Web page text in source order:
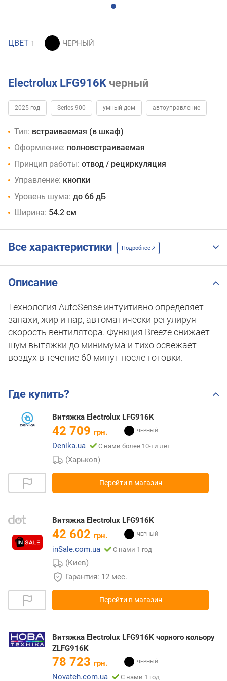
ЦВЕТ 1
Electrolux LFG916K черный
2025 год Series 900 умный дом автоуправление
Тип: встраиваемая (в шкаф)
Оформление: полновстраиваемая
Принцип работы: отвод / рециркуляция
Управление: кнопки
Уровень шума: до 66 дБ
Ширина: 54.2 см
Все характеристики Подробнее
Описание
Технология AutoSense интуитивно определяет
запахи, жир и пар, автоматически регулируя
скорость вентилятора. Функция Breeze снижает
шум вытяжки до минимума и тихо освежает
воздух в течение 60 минут после готовки.
Где купить?
Витяжка Electrolux LFG916K
42 709 грн.
Denika.ua
С нами более 10-ти лет
(Харьков)
Перейти в магазин
Витяжка Electrolux LFG916K
42 602 грн.
inSale.com.ua
С нами 1 год
(Киев)
Гарантия: 12 мес.
Перейти в магазин
Витяжка Electrolux LFG916K чорного кольору
ZLFG916K
78 723 грн.
Novateh.com.ua
С нами 1 год